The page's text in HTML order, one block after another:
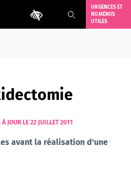
Outils d'accessibilité
URGENCES ET
NUMÉROS
UTILES
JOUR LE 22 JUILLET 2011
avant la réalisation d'une